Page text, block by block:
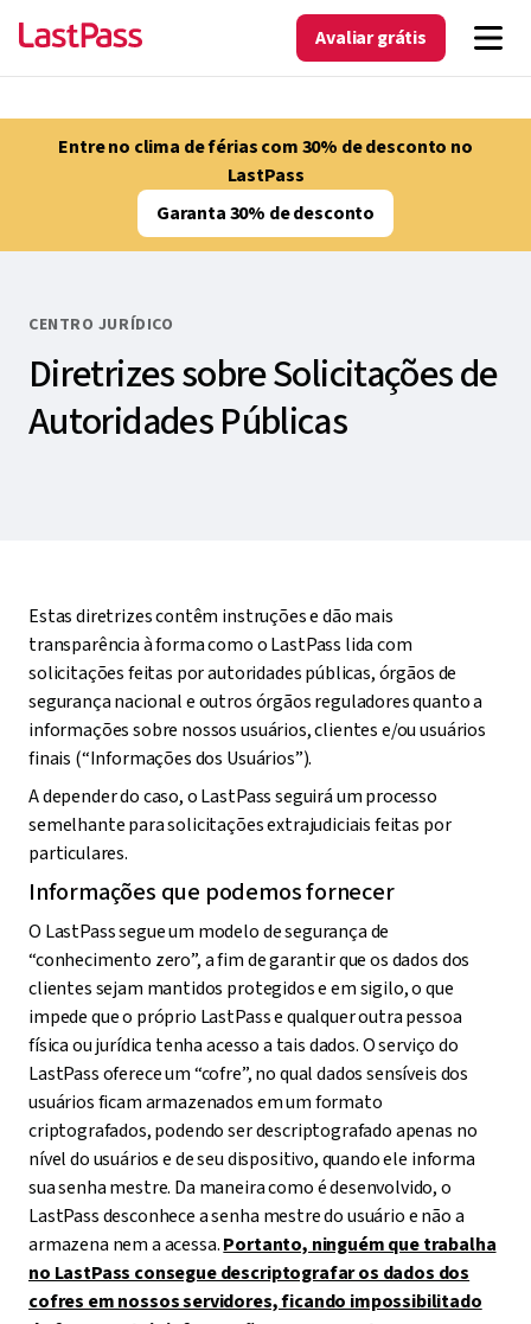
Avaliar grátis
Entre no clima de férias com 30% de desconto no
LastPass
Garanta 30% de desconto
CENTRO JURÍDICO
Diretrizes sobre Solicitações de
Autoridades Públicas
Estas diretrizes contêm instruções e dão mais
transparência à forma como o LastPass lida com
solicitações feitas por autoridades públicas, órgãos de
segurança nacional e outros órgãos reguladores quanto a
informações sobre nossos usuários, clientes e/ou usuários
finais (“Informações dos Usuários”).
A depender do caso, o LastPass seguirá um processo
semelhante para solicitações extrajudiciais feitas por
particulares.
Informações que podemos fornecer
O LastPass segue um modelo de segurança de
“conhecimento zero”, a fim de garantir que os dados dos
clientes sejam mantidos protegidos e em sigilo, o que
impede que o próprio LastPass e qualquer outra pessoa
física ou jurídica tenha acesso a tais dados. O serviço do
LastPass oferece um “cofre”, no qual dados sensíveis dos
usuários ficam armazenados em um formato
criptografados, podendo ser descriptografado apenas no
nível do usuários e de seu dispositivo, quando ele informa
sua senha mestre. Da maneira como é desenvolvido, o
LastPass desconhece a senha mestre do usuário e não a
armazena nem a acessa.Portanto, ninguém que trabalha
no LastPass consegue descriptografar os dados dos
cofres em nossos servidores, ficando impossibilitado